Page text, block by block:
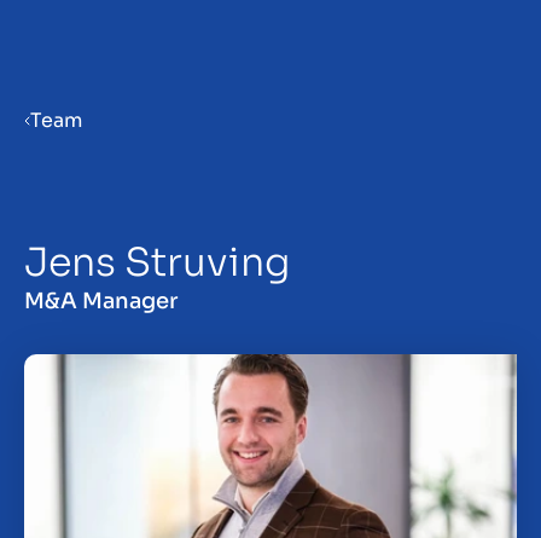
Prodaja podjetja
Team
Jens Struving
M&A Manager